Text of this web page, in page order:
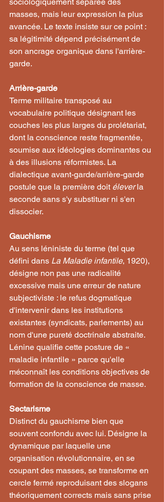
masses, mais leur expression la plus
avancée. Le texte insiste sur ce point :
sa légitimité dépend précisément de
son ancrage organique dans l'arrière-
garde.
Arrière-garde
Terme militaire transposé au
vocabulaire politique désignant les
couches les plus larges du prolétariat,
dont la conscience reste fragmentée,
soumise aux idéologies dominantes ou
à des illusions réformistes. La
dialectique avant-garde/arrière-garde
postule que la première doit élever la
seconde sans s'y substituer ni s'en
dissocier.
Gauchisme
Au sens léniniste du terme (tel que
défini dans La Maladie infantile, 1920),
désigne non pas une radicalité
excessive mais une erreur de nature
subjectiviste : le refus dogmatique
d'intervenir dans les institutions
existantes (syndicats, parlements) au
nom d'une pureté doctrinale abstraite.
Lénine qualifie cette posture de «
maladie infantile » parce qu'elle
méconnaît les conditions objectives de
formation de la conscience de masse.
Sectarisme
Distinct du gauchisme bien que
souvent confondu avec lui. Désigne la
dynamique par laquelle une
organisation révolutionnaire, en se
coupant des masses, se transforme en
cercle fermé reproduisant des slogans
théoriquement corrects mais sans prise